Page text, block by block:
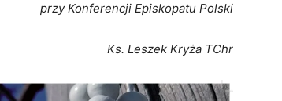
przy Konferencji Episkopatu Polski
Ks. Leszek Kryża TChr